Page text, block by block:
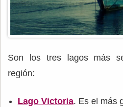
Son los tres lagos más
región:
Lago Victoria. Es el más